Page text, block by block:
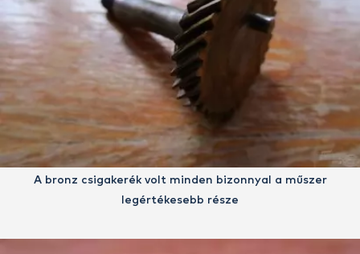
A bronz csigakerék volt minden bizonnyal a műszer
legértékesebb része